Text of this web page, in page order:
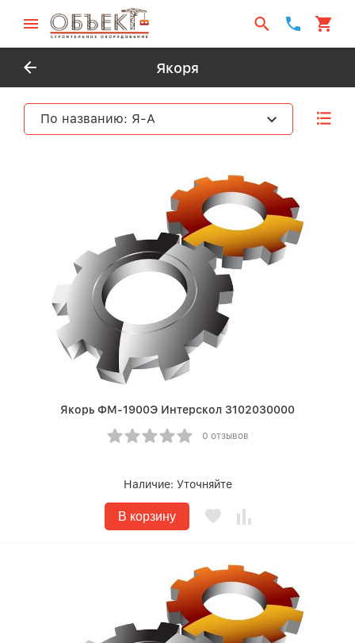
Якоря
По названию: Я-А
Якорь ФМ-1900Э Интерскол 3102030000
0 отзывов
Наличие: Уточняйте
В корзину